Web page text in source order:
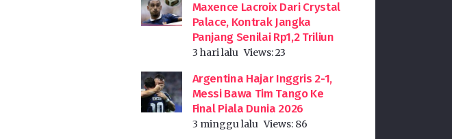
Maxence Lacroix Dari Crystal
Palace, Kontrak Jangka
Panjang Senilai Rp1,2 Triliun
3 hari lalu Views:23
Argentina Hajar Inggris 2-1,
Messi Bawa Tim Tango Ke
Final Piala Dunia 2026
3 minggu lalu Views: 86